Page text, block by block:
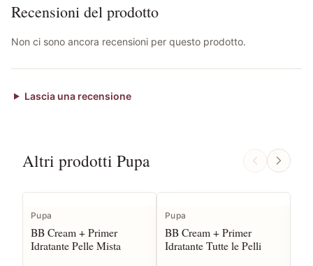
Recensioni del prodotto
Non ci sono ancora recensioni per questo prodotto.
Lascia una recensione
Altri prodotti Pupa
Pupa
BB Cream + Primer
Idratante Pelle Mista
Pupa
BB Cream + Primer
Idratante Tutte le Pelli